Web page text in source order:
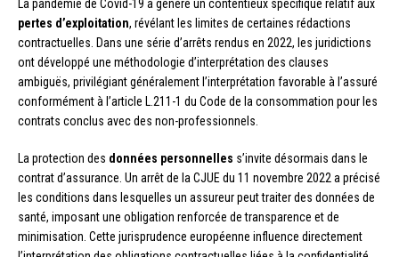
La pandémie de Covid-19 a généré un contentieux spécifique relatif aux
pertes d’exploitation, révélant les limites de certaines rédactions
contractuelles. Dans une série d’arrêts rendus en 2022, les juridictions
ont développé une méthodologie d’interprétation des clauses
ambiguës, privilégiant généralement l’interprétation favorable à l’assuré
conformément à l’article L.211-1 du Code de la consommation pour les
contrats conclus avec des non-professionnels.
La protection des données personnelles s’invite désormais dans le
contrat d’assurance. Un arrêt de la CJUE du 11 novembre 2022 a précisé
les conditions dans lesquelles un assureur peut traiter des données de
santé, imposant une obligation renforcée de transparence et de
minimisation. Cette jurisprudence européenne influence directement